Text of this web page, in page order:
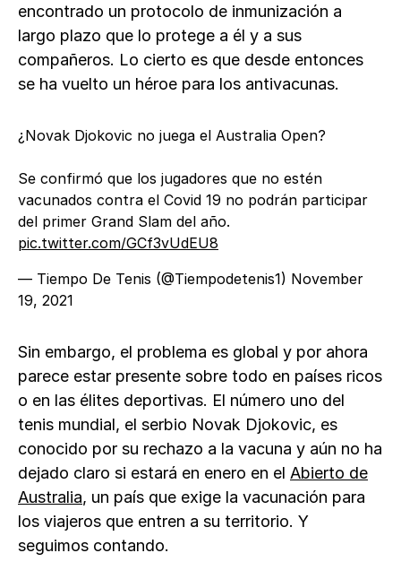
encontrado un protocolo de inmunización a
largo plazo que lo protege a él y a sus
compañeros. Lo cierto es que desde entonces
se ha vuelto un héroe para los antivacunas.
¿Novak Djokovic no juega el Australia Open?
Se confirmó que los jugadores que no estén
vacunados contra el Covid 19 no podrán participar
del primer Grand Slam del año.
pic.twitter.com/GCf3vUdEU8
— Tiempo De Tenis (@Tiempodetenis1) November
19, 2021
Sin embargo, el problema es global y por ahora
parece estar presente sobre todo en países ricos
o en las élites deportivas. El número uno del
tenis mundial, el serbio Novak Djokovic, es
conocido por su rechazo a la vacuna y aún no ha
dejado claro si estará en enero en el Abierto de
Australia, un país que exige la vacunación para
los viajeros que entren a su territorio. Y
seguimos contando.